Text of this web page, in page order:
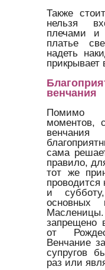
Также
нельзя
плечами и
платье
надеть
прикрывает
венчания
Помимо
моментов,
сама
правило,
тот же
проводится
и
запрещено
от
Венчание
супругов
раз или